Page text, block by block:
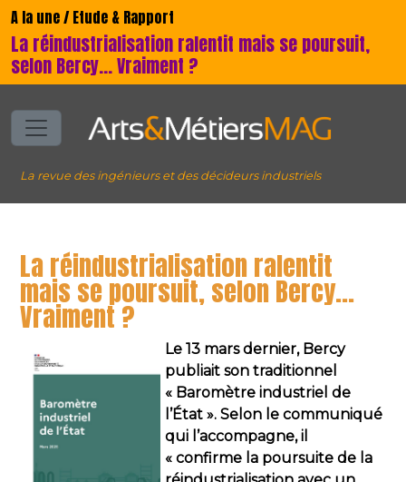
A la une / Etude & Rapport
La réindustrialisation ralentit mais se poursuit,
selon Bercy... Vraiment ?
La revue des ingénieurs et des décideurs industriels
La réindustrialisation ralentit
mais se poursuit, selon Bercy...
Vraiment ?
Le 13 mars dernier, Bercy
publiait son traditionnel
« Baromètre industriel de
l’État ». Selon le communiqué
qui l’accompagne, il
« confirme la poursuite de la